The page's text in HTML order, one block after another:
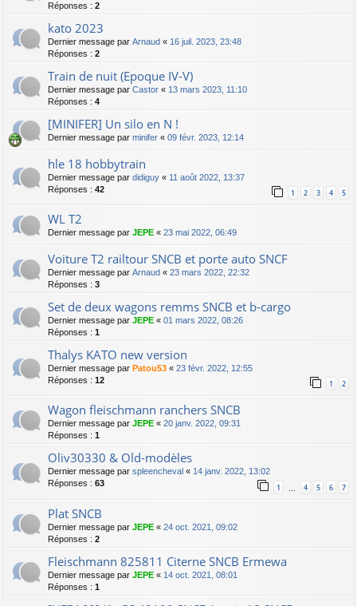
Réponses : 2
kato 2023
Dernier message par Arnaud « 16 juil. 2023, 23:48
Réponses : 2
Train de nuit (Epoque IV-V)
Dernier message par Castor « 13 mars 2023, 11:10
Réponses : 4
[MINIFER] Un silo en N !
Dernier message par minifer « 09 févr. 2023, 12:14
hle 18 hobbytrain
Dernier message par didiguy « 11 août 2022, 13:37
Réponses : 42 1 2 3 4 5
WL T2
Dernier message par JEPE « 23 mai 2022, 06:49
Voiture T2 railtour SNCB et porte auto SNCF
Dernier message par Arnaud « 23 mars 2022, 22:32
Réponses : 3
Set de deux wagons remms SNCB et b-cargo
Dernier message par JEPE « 01 mars 2022, 08:26
Réponses : 1
Thalys KATO new version
Dernier message par Patou53 « 23 févr. 2022, 12:55
Réponses : 12 1 2
Wagon fleischmann ranchers SNCB
Dernier message par JEPE « 20 janv. 2022, 09:31
Réponses : 1
Oliv30330 & Old-modèles
Dernier message par spleencheval « 14 janv. 2022, 13:02
Réponses : 63 1 4 5 6 7
Plat SNCB
Dernier message par JEPE « 24 oct. 2021, 09:02
Réponses : 2
Fleischmann 825811 Citerne SNCB Ermewa
Dernier message par JEPE « 14 oct. 2021, 08:01
Réponses : 1